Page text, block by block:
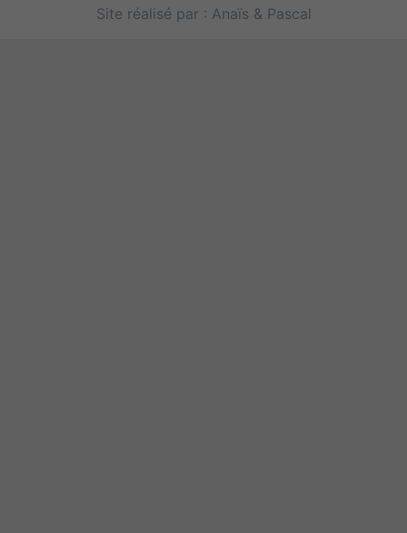
Site réalisé par : Anaïs & Pascal